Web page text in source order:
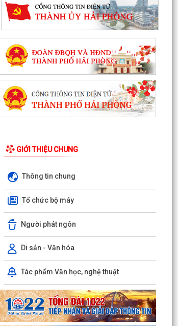
GIỚI THIỆU CHUNG
Thông tin chung
Tổ chức bộ máy
Người phát ngôn
Di sản - Văn hóa
Tác phẩm Văn học, nghệ thuật
Quyết định phê duyệt kết quả kỳ xét tuyển viên
chức Ban quản lý dự án đầu tư xây dựng xã
Hùng Thắng...
XÃ HÙNG THẮNG TỔ CHỨC LỄ CHÀO CỜ ĐẦU
THÁNG 8/2026
Hải Phòng giảm thời gian giải quyết từ 50% trở
lên hơn 1.900 thủ tục hành chính
HỌC CƠ SỞ VINH QUANG
hiện Nghị quyết Hội nghị lần thứ ba Ban Chấp
hành...
Đảng ủy xã Hùng Thắng tổ chức lớp bồi dưỡng,
tập huấn lý luận chính trị hè năm 2026
TRI ÂN CÁC ANH HÙNG LIỆT SĨ – THẮP SÁNG
ĐẠO LÝ "UỐNG NƯỚC NHỚ NGUỒN"
ỦY BAN MTTQ VIỆT NAM XÃ HÙNG THẮNG SƠ
KẾT CÔNG TÁC MẶT TRẬN 6 THÁNG ĐẦU NĂM
2026
MANG BẢN SẮC ĐI CÙNG THẾ GIỚI